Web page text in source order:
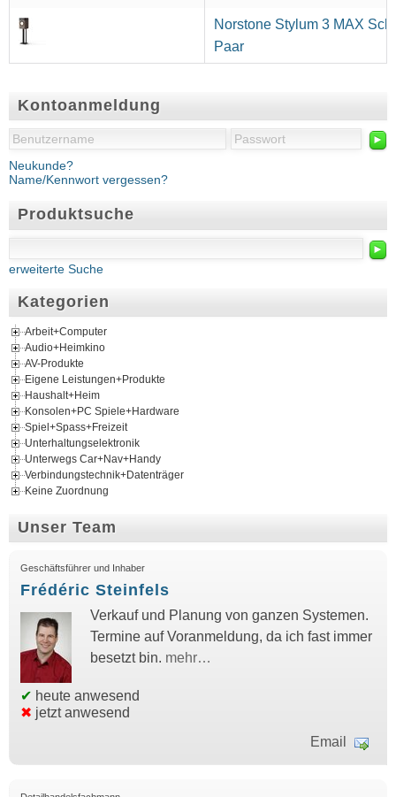
Kontoanmeldung
►
Neukunde?
Name/Kennwort vergessen?
Produktsuche
►
erweiterte Suche
Kategorien
Arbeit+Computer
Audio+Heimkino
AV-Produkte
Eigene Leistungen+Produkte
Haushalt+Heim
Konsolen+PC Spiele+Hardware
Spiel+Spass+Freizeit
Unterhaltungselektronik
Unterwegs Car+Nav+Handy
Verbindungstechnik+Datenträger
Keine Zuordnung
Unser Team
Geschäftsführer und Inhaber
Frédéric Steinfels
Verkauf und Planung von ganzen Systemen.
Termine auf Voranmeldung, da ich fast immer
besetzt bin. mehr…
✔ heute anwesend
✖ jetzt anwesend
Email
Norstone Stylum 3 MAX
Paar